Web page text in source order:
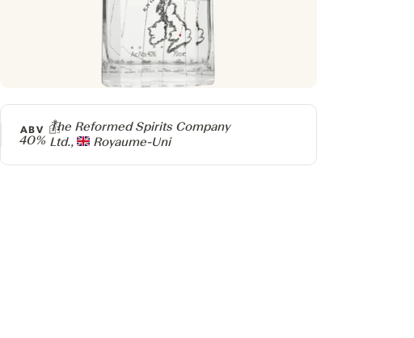
Producteur
The Reformed Spirits Company
Ltd.,
Royaume-Uni
ABV
40%